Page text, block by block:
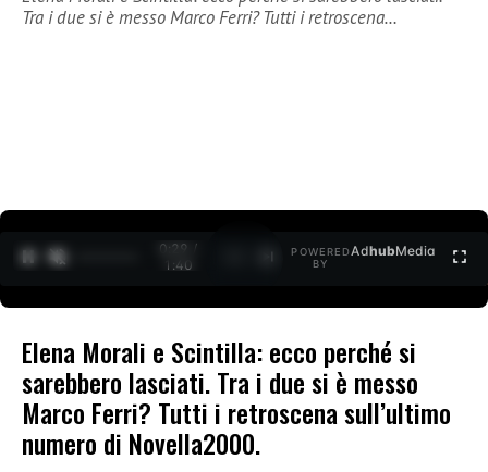
Tra i due si è messo Marco Ferri? Tutti i retroscena…
0:30 /
1:40
POWERED
BY
AdhubMedia
Elena Morali e Scintilla: ecco perché si
sarebbero lasciati. Tra i due si è messo
Marco Ferri? Tutti i retroscena sull’ultimo
numero di Novella2000.